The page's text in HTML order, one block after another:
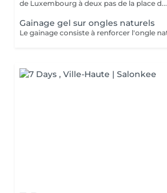
de Luxembourg à deux pas de la place d...
Gainage gel sur ongles naturels